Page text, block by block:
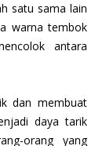
satu sama lain
warna tembok
antara
dan membuat
daya tarik
orang yang